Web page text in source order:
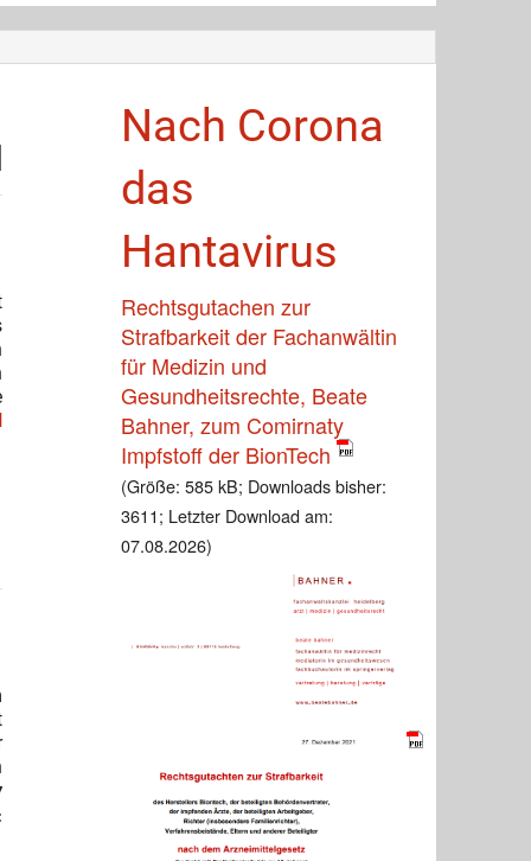
Nach Corona
das
Hantavirus
Rechtsgutachen zur
Strafbarkeit der Fachanwältin
für Medizin und
Gesundheitsrechte, Beate
Bahner, zum Comirnaty
Impfstoff der BionTech
(Größe: 585 kB; Downloads bisher:
3611; Letzter Download am:
07.08.2026)